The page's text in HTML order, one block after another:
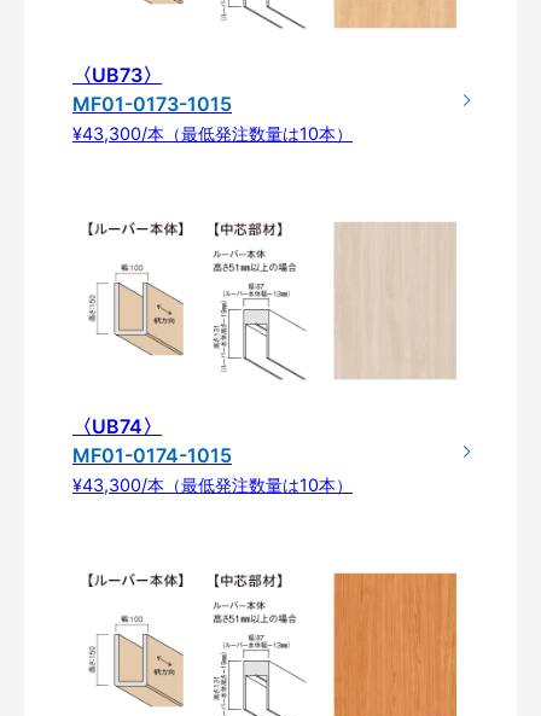
〈UB73〉
MF01-0173-1015
¥43,300/本（最低発注数量は10本）
〈UB74〉
MF01-0174-1015
¥43,300/本（最低発注数量は10本）